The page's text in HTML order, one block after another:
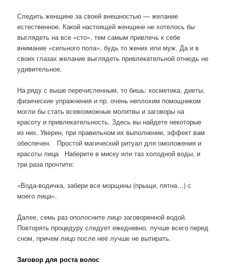
Следить женщине за своей внешностью — желание
естественное. Какой настоящей женщине не хотелось бы
выглядеть на все «сто», тем самым привлечь к себе
внимание «сильного пола», будь то жених или муж. Да и в
своих глазах желание выглядеть привлекательной отнюдь не
удивительное.
На ряду с выше перечисленным, то бишь: косметика, диеты,
физические упражнения и пр. очень неплохим помощником
могли бы стать всевозможные молитвы и заговоры на
красоту и привлекательность. Здесь вы найдете некоторые
из них. Уверен, при правильном их выполнении, эффект вам
обеспечен. Простой магический ритуал для омоложения и
красоты лица Наберите в миску или таз холодной воды, и
три раза прочтите:
«Вода-водичка, забери все морщины (прыщи, пятна…) с
моего лица».
Далее, семь раз ополосните лицо заговоренной водой.
Повторять процедуру следует ежедневно, лучше всего перед
сном, причем лицо после неё лучше не вытирать.
Заговор для роста волос